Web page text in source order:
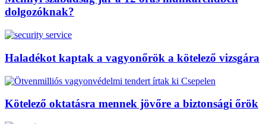
dolgozóknak?
Haladékot kaptak a vagyonőrök a kötelező vizsgára
Kötelező oktatásra mennek jövőre a biztonsági őrök